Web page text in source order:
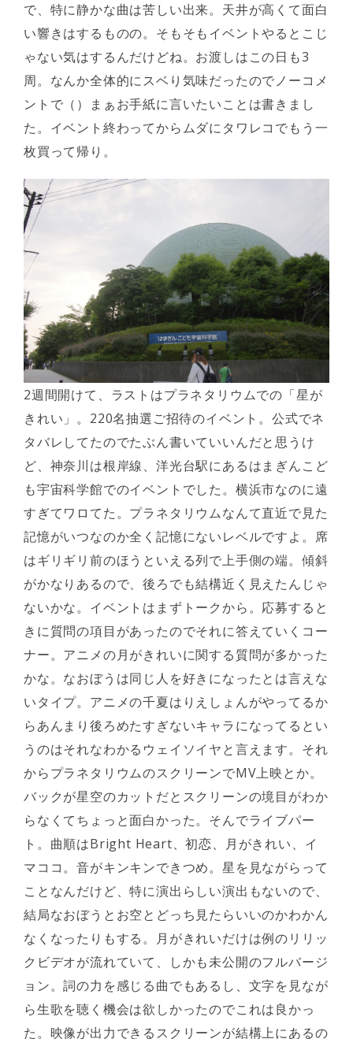
で、特に静かな曲は苦しい出来。天井が高くて面白
い響きはするものの。そもそもイベントやるとこじ
ゃない気はするんだけどね。お渡しはこの日も3
周。なんか全体的にスベり気味だったのでノーコメ
ントで（）まぁお手紙に言いたいことは書きまし
た。イベント終わってからムダにタワレコでもう一
枚買って帰り。
2週間開けて、ラストはプラネタリウムでの「星が
きれい」。220名抽選ご招待のイベント。公式でネ
タバレしてたのでたぶん書いていいんだと思うけ
ど、神奈川は根岸線、洋光台駅にあるはまぎんこど
も宇宙科学館でのイベントでした。横浜市なのに遠
すぎてワロてた。プラネタリウムなんて直近で見た
記憶がいつなのか全く記憶にないレベルですよ。席
はギリギリ前のほうといえる列で上手側の端。傾斜
がかなりあるので、後ろでも結構近く見えたんじゃ
ないかな。イベントはまずトークから。応募すると
きに質問の項目があったのでそれに答えていくコー
ナー。アニメの月がきれいに関する質問が多かった
かな。なおぼうは同じ人を好きになったとは言えな
いタイプ。アニメの千夏はりえしょんがやってるか
らあんまり後ろめたすぎないキャラになってるとい
うのはそれなわかるウェイソイヤと言えます。それ
からプラネタリウムのスクリーンでMV上映とか。
バックが星空のカットだとスクリーンの境目がわか
らなくてちょっと面白かった。そんでライブパー
ト。曲順はBright Heart、初恋、月がきれい、イ
マココ。音がキンキンできつめ。星を見ながらって
ことなんだけど、特に演出らしい演出もないので、
結局なおぼうとお空とどっち見たらいいのかわかん
なくなったりもする。月がきれいだけは例のリリッ
クビデオが流れていて、しかも未公開のフルバージ
ョン。詞の力を感じる曲でもあるし、文字を見なが
ら生歌を聴く機会は欲しかったのでこれは良かっ
た。映像が出力できるスクリーンが結構上にあるの